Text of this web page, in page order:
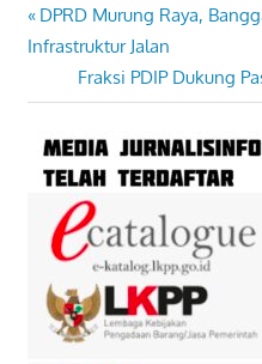
Navigasi
Previous
Post:
DPRD Murung Raya,
Infrastruktur Jalan
Next
Post:
Fraksi PDIP Dukung